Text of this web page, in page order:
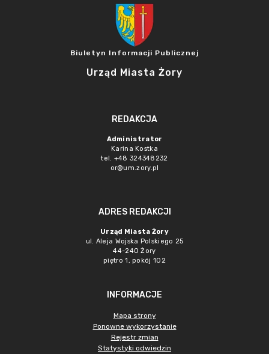
Biuletyn Informacji Publicznej
Urząd Miasta Żory
REDAKCJA
Administrator
Karina Kostka
tel. +48 324348232
or@um.zory.pl
ADRES REDAKCJI
Urząd Miasta Żory
ul. Aleja Wojska Polskiego 25
44-240 Żory
piętro 1, pokój 102
INFORMACJE
Mapa strony
Ponowne wykorzystanie
Rejestr zmian
Statystyki odwiedzin